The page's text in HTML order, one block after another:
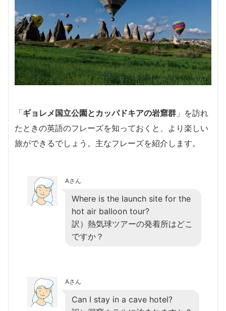
「ギョレメ国立公園とカッパドキアの岩窟群 」を訪れ
たときの英語のフレーズを知っておくと、より楽しい
旅ができるでしょう。主なフレーズを紹介します。
Aさん
Where is the launch site for the
hot air balloon tour?
訳）熱気球ツアーの発着所はどこ
ですか？
Aさん
Can I stay in a cave hotel?